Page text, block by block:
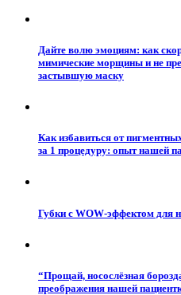
Дайте волю эмоциям: как
мимические морщины и не
застывшую маску
Как избавиться от
за 1 процедуру: опыт нашей
Губки с WOW-эффектом для
“Прощай, носослёзная
преображения нашей